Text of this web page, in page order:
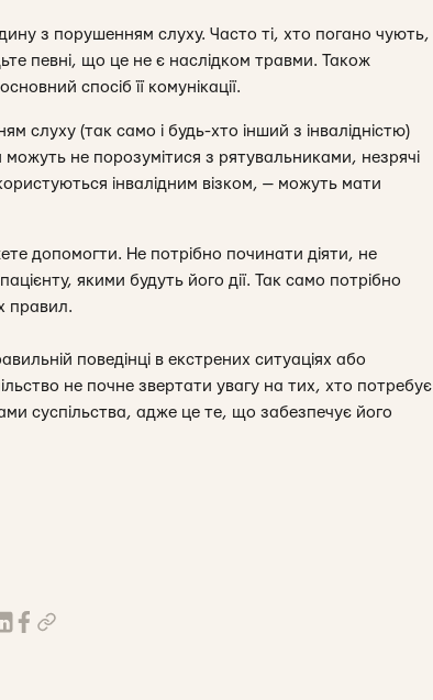
з порушенням слуху. Часто ті, хто погано чують,
певні, що це не є наслідком травми. Також
спосіб її комунікації.
слуху (так само і будь-хто інший з інвалідністю)
не порозумітися з рятувальниками, незрячі
інвалідним візком, — можуть мати
допомогти. Не потрібно починати діяти, не
якими будуть його дії. Так само потрібно
правил.
поведінці в екстрених ситуаціях або
не почне звертати увагу на тих, хто потребує
суспільства, адже це те, що забезпечує його